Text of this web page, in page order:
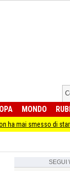
MONDO
di stare dalla parte
SEGUI